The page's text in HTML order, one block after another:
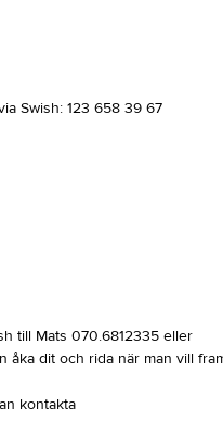
Swish: 123 658 39 67
till Mats 070.6812335 eller
åka dit och rida när man vill
kontakta